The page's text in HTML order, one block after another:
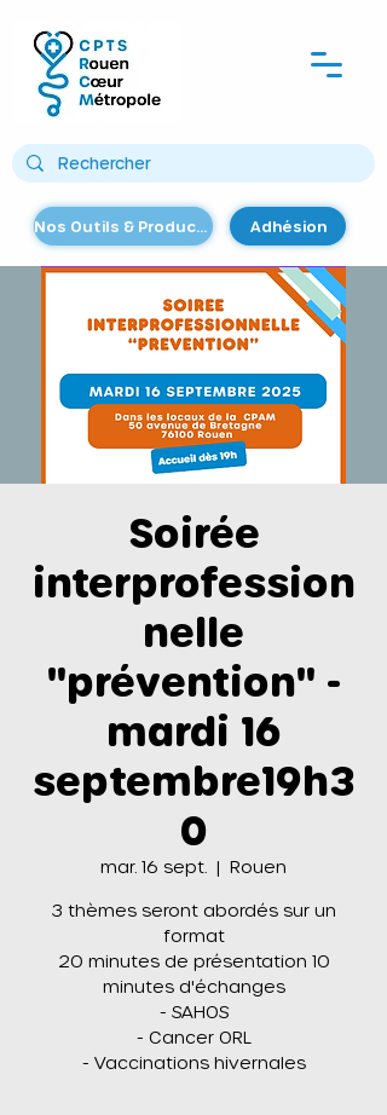
Adhésion
Nos Outils & Productions
Soirée
interprofession
nelle
"prévention" -
mardi 16
septembre19h3
0
mar. 16 sept.
  |
Rouen
3 thèmes seront abordés sur un
format
20 minutes de présentation 10
minutes d'échanges
- SAHOS
- Cancer ORL
- Vaccinations hivernales